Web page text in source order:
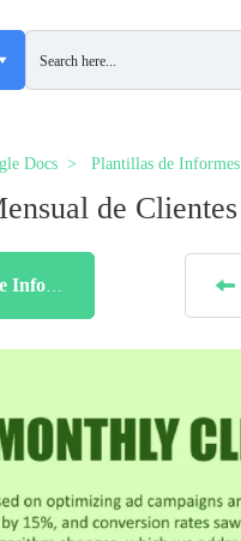
Docs Plantillas de Informes
de Clientes